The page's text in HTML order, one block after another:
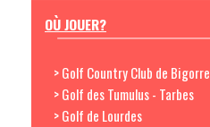
OÙ JOUER?
> Golf Country Club de Bigorre
> Golf des Tumulus - Tarbes
> Golf de Lourdes